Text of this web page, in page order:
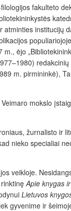
fakulteto
ėjo
m. pirmininkė),
mokslo
žurnalisto ir
nieko specialiai
veikloje.
Apie knygas
Lietuvos
gyvenime ir